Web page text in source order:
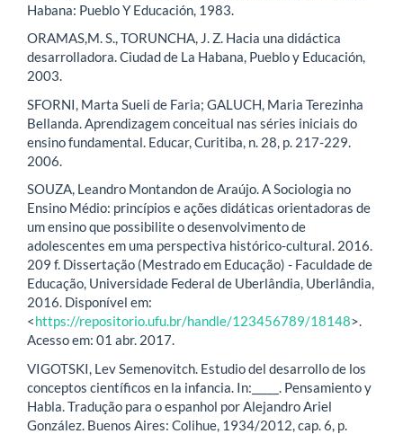
Habana: Pueblo Y Educación, 1983.
ORAMAS,M. S., TORUNCHA, J. Z. Hacia una didáctica
desarrolladora. Ciudad de La Habana, Pueblo y Educación,
2003.
SFORNI, Marta Sueli de Faria; GALUCH, Maria Terezinha
Bellanda. Aprendizagem conceitual nas séries iniciais do
ensino fundamental. Educar, Curitiba, n. 28, p. 217-229.
2006.
SOUZA, Leandro Montandon de Araújo. A Sociologia no
Ensino Médio: princípios e ações didáticas orientadoras de
um ensino que possibilite o desenvolvimento de
adolescentes em uma perspectiva histórico-cultural. 2016.
209 f. Dissertação (Mestrado em Educação) - Faculdade de
Educação, Universidade Federal de Uberlândia, Uberlândia,
2016. Disponível em:
<https://repositorio.ufu.br/handle/123456789/18148>.
Acesso em: 01 abr. 2017.
VIGOTSKI, Lev Semenovitch. Estudio del desarrollo de los
conceptos científicos en la infancia. In:_____. Pensamiento y
Habla. Tradução para o espanhol por Alejandro Ariel
González. Buenos Aires: Colihue, 1934/2012, cap. 6, p.